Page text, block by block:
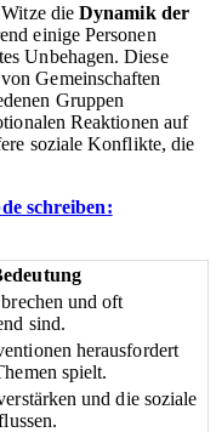
Witze dieDynamik der
einige Personen
Unbehagen. Diese
Gemeinschaften
Gruppen
Reaktionen auf
soziale Konflikte, die
schreiben:
und oft
sind.
herausfordert
spielt.
und die soziale